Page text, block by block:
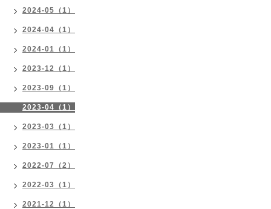
2024-05（1）
2024-04（1）
2024-01（1）
2023-12（1）
2023-09（1）
2023-04（1）
2023-03（1）
2023-01（1）
2022-07（2）
2022-03（1）
2021-12（1）